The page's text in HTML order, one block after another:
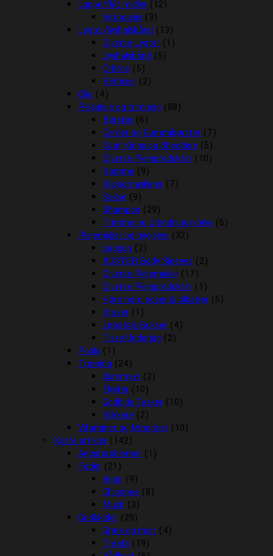
Loppe/flåt midler (12)
Vetocanis (3)
Lygter/lyshalsbånd (13)
Diverse Lygter (1)
Lyshalsbånd (5)
Orbiloc (5)
Reflexer (2)
Olie (4)
Pelspleje og trimning (88)
Børster (6)
Carder og Gummibørster (7)
Coat Kings og Shedders (5)
Diverse Plejeprodukter (10)
Kamme (9)
Klippemaskiner (7)
Sakse (9)
Shampoo (29)
Trimme og Udredningsknive (6)
Plejemidler og hygiejne (32)
bagben (2)
BUSTER Body Sleeves (2)
Diverse Plejemidler (17)
Diverse Plejeprodukter (1)
Høm høm poser & tilbehør (5)
Kraver (1)
Løbetids Bukser (4)
Tisse Underlag (2)
Pools (1)
Træning (24)
dummyer (2)
Fløjter (10)
Godbids Tasker (10)
Klikkere (2)
Vitaminer og Mineraler (10)
Katte artikler (142)
Angstproblemer (1)
Foder (21)
Arion (9)
Chicopee (8)
Mush (3)
Godbidder (29)
Græs og malt (4)
Treats (19)